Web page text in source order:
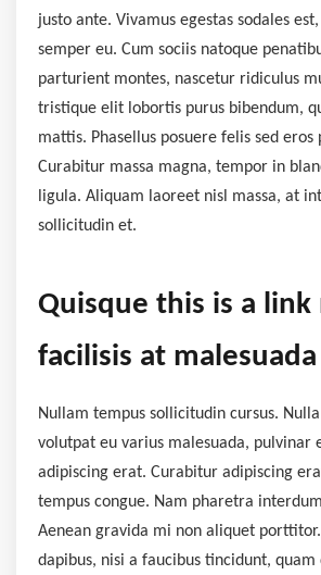
justo ante. Vivamus egestas sodales
semper eu. Cum sociis natoque
parturient montes, nascetur ridiculus
tristique elit lobortis purus bibendum,
mattis. Phasellus posuere felis sed
Curabitur massa magna, tempor in
ligula. Aliquam laoreet nisl massa, at
sollicitudin et.
Quisque this is a link
facilisis at malesuada
Nullam tempus sollicitudin cursus.
volutpat eu varius malesuada, pulvinar
adipiscing erat. Curabitur adipiscing
tempus congue. Nam pharetra
Aenean gravida mi non aliquet
dapibus, nisi a faucibus tincidunt, quam